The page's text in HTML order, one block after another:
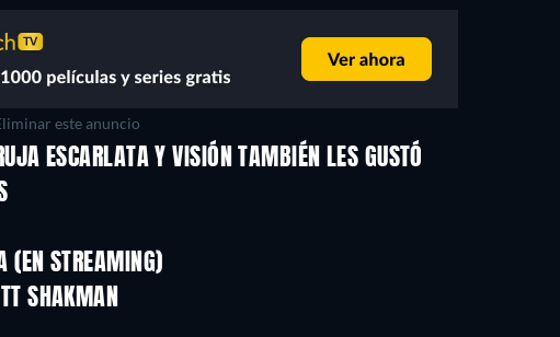
este anuncio
ESCARLATA Y VISIÓN TAMBIÉN LES GUSTÓ
TV TV
(EN STREAMING)
2
SHAKMAN
TV